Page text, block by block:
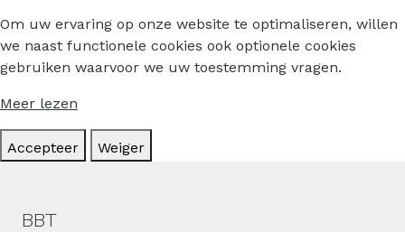
Om uw ervaring op onze website te optimaliseren, willen
we naast functionele cookies ook optionele cookies
gebruiken waarvoor we uw toestemming vragen.
Meer lezen
Accepteer Weiger
Hoofdmenu
BBT